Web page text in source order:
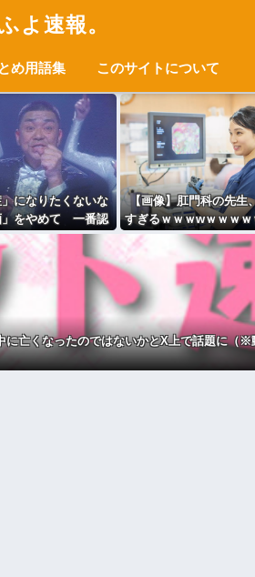
よ速報。
め用語集 このサイトについて
になりたくないな
」をやめて 一番認
ないのは「お酒」
と判明・・・
【画像】肛門科の先生
すぎるｗｗｗwｗｗｗｗ
ｗ
に亡くなったのではないかとX上で話題に（※